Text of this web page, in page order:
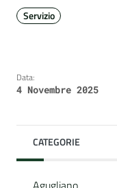
Servizio
Data:
4 Novembre 2025
CATEGORIE